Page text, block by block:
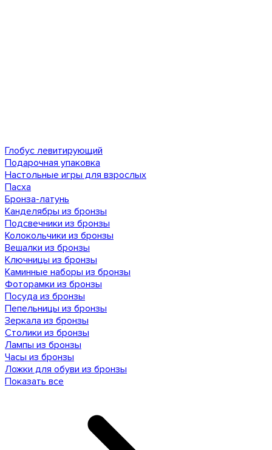
Глобус левитирующий
Подарочная упаковка
Настольные игры для взрослых
Пасха
Бронза-латунь
Канделябры из бронзы
Подсвечники из бронзы
Колокольчики из бронзы
Вешалки из бронзы
Ключницы из бронзы
Каминные наборы из бронзы
Фоторамки из бронзы
Посуда из бронзы
Пепельницы из бронзы
Зеркала из бронзы
Столики из бронзы
Лампы из бронзы
Часы из бронзы
Ложки для обуви из бронзы
Показать все